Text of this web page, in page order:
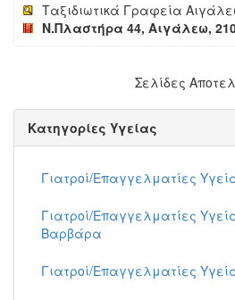
Ταξιδιωτικά Γραφεία
Ν.Πλαστήρα 44, Αιγάλεω,
Σελίδες
Κατηγορίες Υγείας
Γιατροί/Επαγγελματίες
Γιατροί/Επαγγελματίες
Βαρβάρα
Γιατροί/Επαγγελματίες